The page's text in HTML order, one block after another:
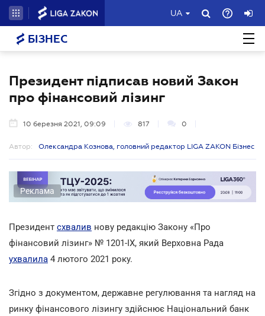
UA
БІЗНЕС
Президент підписав новий Закон
про фінансовий лізинг
10 березня 2021, 09:09 817 0
Автор: Олександра Кознова, головний редактор LIGA ZAKON Бізнес
Реклама
Президент схвалив нову редакцію Закону «Про
фінансовий лізинг» № 1201-ІХ, який Верховна Рада
ухвалила 4 лютого 2021 року.
Згідно з документом, державне регулювання та нагляд на
ринку фінансового лізингу здійснює Національний банк